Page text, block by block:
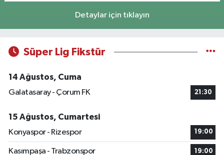
Detaylar için tıklayın
Süper Lig Fikstür
14 Ağustos, Cuma
Galatasaray - Çorum FK
21:30
15 Ağustos, Cumartesi
Konyaspor - Rizespor
19:00
Kasımpaşa - Trabzonspor 19:00